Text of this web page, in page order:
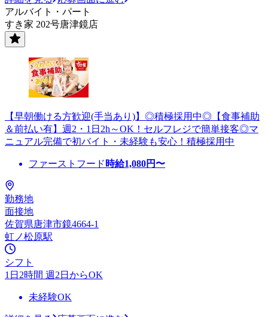
アルバイト・パート
すき家 202号唐津鏡店
【早朝働ける方歓迎(手当あり)】◎積極採用中◎【食事補助
＆前払い有】週2・1日2h～OK！セルフレジで簡単接客◎マ
ニュアル完備で初バイト・未経験も安心！積極採用中
ファーストフード 時給1,080円〜
勤務地
面接地
佐賀県唐津市鏡4664-1
虹ノ松原駅
シフト
1日2時間 週2日からOK
未経験OK